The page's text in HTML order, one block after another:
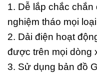
1. Dễ lắp chắc
nghiệm tháo mọi
2. Dải điện hoạt
được trên mọi dòng
3. Sử dụng bản đồ